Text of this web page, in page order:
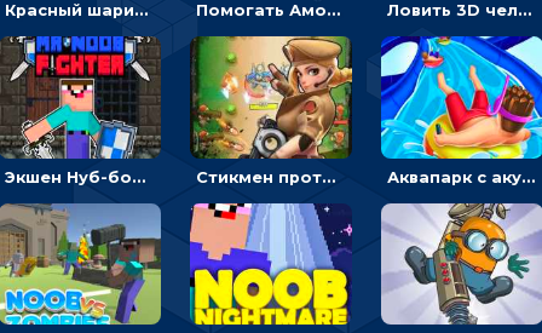
Красный шарик-герой в бегах: прыгать, чтобы избегать препятствий Помогать Амонг Ас бежать из комнаты через преграды - приключения Ловить 3D человечком своего цвета и собирать драгоценности - гиперказуалка
Экшен Нуб-боец: прыгать через препятствия или бить врагов мечом Стикмен против Зомби: стрелять в зомби и развивать воина Аквапарк с акулами: жми, чтобы лететь к финишу по волнам